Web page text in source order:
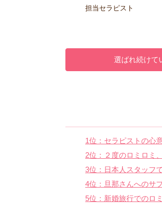
担当セラピスト
選ばれ続けて
1位：セラピストの心
2位：２度のロミロミ
3位：日本人スタッフ
4位：旦那さんへのサ
5位：新婚旅行でのロ